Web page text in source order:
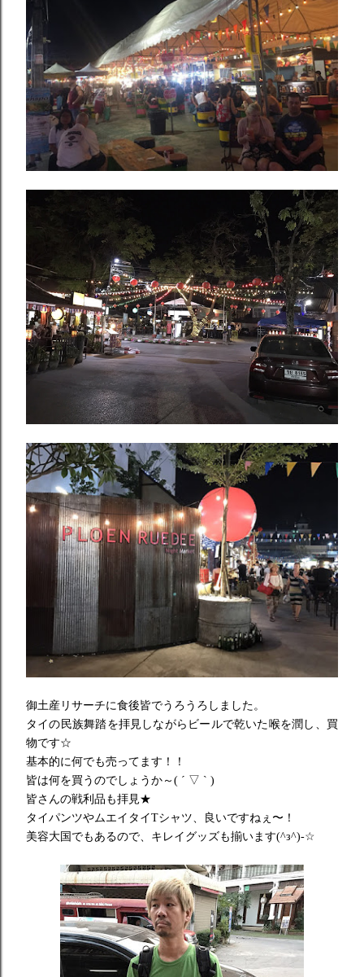
御土産リサーチに食後皆でうろうろしました。
タイの民族舞踏を拝見しながらビールで乾いた喉を潤し、 買
物です☆
基本的に何でも売ってます！！
皆は何を買うのでしょうか～( ´ ▽ ` )
皆さんの戦利品も拝見★
タイパンツやムエイタイTシャツ、良いですねぇ〜！
美容大国でもあるので、キレイグッズも揃います(^з^)-☆